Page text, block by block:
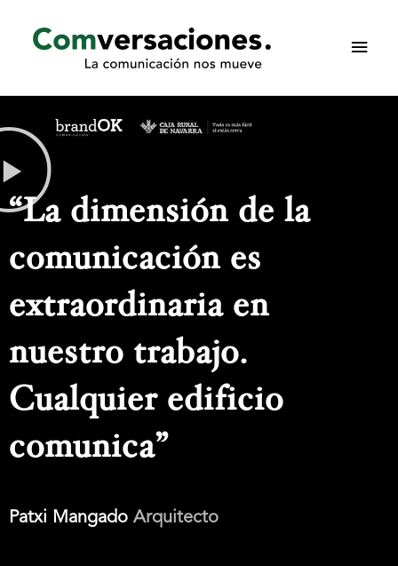
contenido
“La dimensión de la
comunicación es
extraordinaria en
nuestro trabajo.
Cualquier edificio
comunica”
Patxi Mangado Arquitecto